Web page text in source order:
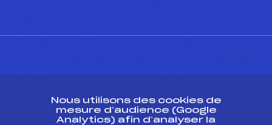
Nous utilisons des cookies de
mesure d’audience (Google
Analytics) afin d’analyser la